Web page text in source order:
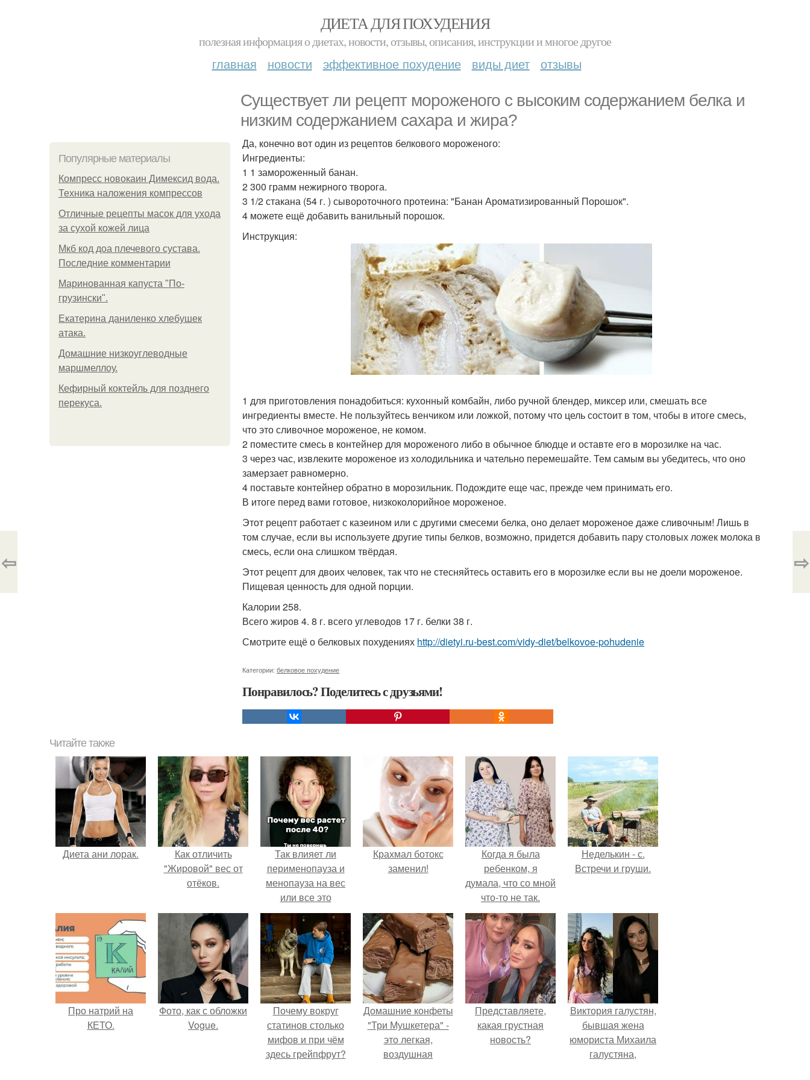
ДИЕТА ДЛЯ ПОХУДЕНИЯ
полезная информация о диетах, новости, отзывы, описания, инструкции и многое другое
главная новости эффективное похудение виды диет отзывы
Существует ли рецепт мороженого с высоким содержанием белка и
низким содержанием сахара и жира?
Популярные материалы
Компресс новокаин Димексид вода.
Техника наложения компрессов
Отличные рецепты масок для ухода
за сухой кожей лица
Мкб код доа плечевого сустава.
Последние комментарии
Маринованная капуста "По-
грузински".
Екатерина даниленко хлебушек
атака.
Домашние низкоуглеводные
маршмеллоу.
Кефирный коктейль для позднего
перекуса.
Да, конечно вот один из рецептов белкового мороженого:
Ингредиенты:
1 1 замороженный банан.
2 300 грамм нежирного творога.
3 1/2 стакана (54 г. ) сывороточного протеина: "Банан Ароматизированный Порошок".
4 можете ещё добавить ванильный порошок.
Инструкция:
1 для приготовления понадобиться: кухонный комбайн, либо ручной блендер, миксер или, смешать все
ингредиенты вместе. Не пользуйтесь венчиком или ложкой, потому что цель состоит в том, чтобы в итоге смесь,
что это сливочное мороженое, не комом.
2 поместите смесь в контейнер для мороженого либо в обычное блюдце и оставте его в морозилке на час.
3 через час, извлеките мороженое из холодильника и чательно перемешайте. Тем самым вы убедитесь, что оно
замерзает равномерно.
4 поставьте контейнер обратно в морозильник. Подождите еще час, прежде чем принимать его.
В итоге перед вами готовое, низкоколорийное мороженое.
Этот рецепт работает с казеином или с другими смесеми белка, оно делает мороженое даже сливочным! Лишь в
том случае, если вы используете другие типы белков, возможно, придется добавить пару столовых ложек молока в
смесь, если она слишком твёрдая.
Этот рецепт для двоих человек, так что не стесняйтесь оставить его в морозилке если вы не доели мороженое.
Пищевая ценность для одной порции.
Калории 258.
Всего жиров 4. 8 г. всего углеводов 17 г. белки 38 г.
Смотрите ещё о белковых похудениях http://dietyi.ru-best.com/vidy-diet/belkovoe-pohudenie
Категории: белковое похудение
Понравилось? Поделитесь с друзьями!
⇦ ⇨
Читайте также
Диета ани лорак.
Как отличить
"Жировой" вес от
отёков.
Так влияет ли
перименопауза и
менопауза на вес
или все это
ерунда?
Крахмал ботокс
заменил!
Когда я была
ребенком, я
думала, что со мной
что-то не так.
Неделькин - с.
Встречи и груши.
Про натрий на
КЕТО.
Фото, как с обложки
Vogue.
Почему вокруг
статинов столько
мифов и при чём
здесь грейпфрут?
Домашние конфеты
"Три Мушкетера" -
это легкая,
воздушная
Представляете,
какая грустная
новость?
Виктория галустян,
бывшая жена
юмориста Михаила
галустяна,